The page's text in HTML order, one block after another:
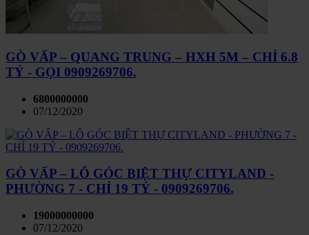
GÒ VẤP – QUANG TRUNG – HXH 5M – CHỈ 6.8
TỶ - GỌI 0909269706.
6800000000
07/12/2020
GÒ VẤP – LÔ GÓC BIỆT THỰ CITYLAND -
PHƯỜNG 7 - CHỈ 19 TỶ - 0909269706.
19000000000
07/12/2020